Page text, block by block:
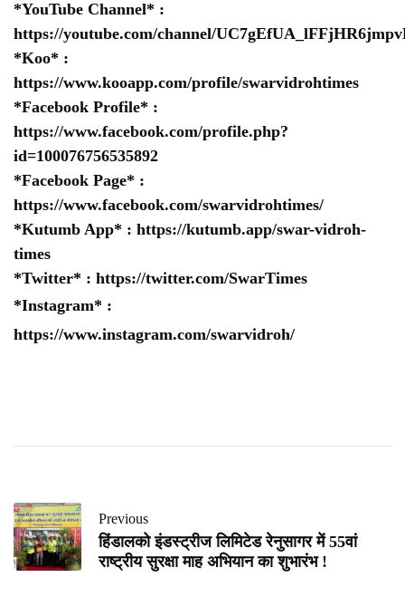
*YouTube Channel* :
https://youtube.com/channel/
*Koo* :
https://www.kooapp.com/profile/swarvidrohtimes
*Facebook Profile* :
https://www.facebook.com/profile.php?
id=100076756535892
*Facebook Page* :
https://www.facebook.com/swarvidrohtimes/
*Kutumb App* : https://kutumb.app/swar-vidroh-
times
*Twitter* : https://twitter.com/SwarTimes
*Instagram* :
https://www.instagram.com/swarvidroh/
Previous
हिंडालको इंडस्ट्रीज लिमिटेड रेनुसागर में 55वां
राष्ट्रीय सुरक्षा माह अभियान का शुभारंभ !